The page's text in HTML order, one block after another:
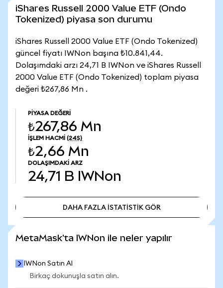
iShares Russell 2000 Value ETF (Ondo
Tokenized) piyasa son durumu
iShares Russell 2000 Value ETF (Ondo Tokenized)
güncel fiyatı IWNon başına ₺10.841,44.
Dolaşımdaki arzı 24,71 B IWNon ve iShares Russell
2000 Value ETF (Ondo Tokenized) toplam piyasa
değeri ₺267,86 Mn .
PIYASA DEĞERI
₺267,86 Mn
İŞLEM HACMI (24S)
₺2,66 Mn
DOLAŞIMDAKI ARZ
24,71 B IWNon
DAHA FAZLA İSTATİSTİK GÖR
MetaMask'ta IWNon ile neler yapılır
IWNon Satın Al
Birkaç dokunuşla satın alın.